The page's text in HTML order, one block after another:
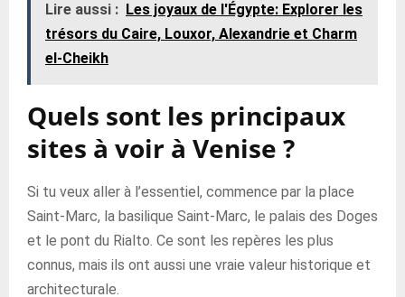
Lire aussi : Les joyaux de l'Égypte: Explorer les
trésors du Caire, Louxor, Alexandrie et Charm
el-Cheikh
Quels sont les principaux
sites à voir à Venise ?
Si tu veux aller à l’essentiel, commence par la place
Saint-Marc, la basilique Saint-Marc, le palais des Doges
et le pont du Rialto. Ce sont les repères les plus
connus, mais ils ont aussi une vraie valeur historique et
architecturale.